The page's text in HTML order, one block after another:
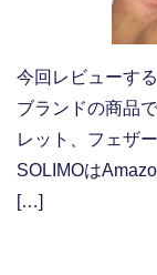
今回レビューす
ブランドの商品
レット、フェザ
SOLIMOは
[…]